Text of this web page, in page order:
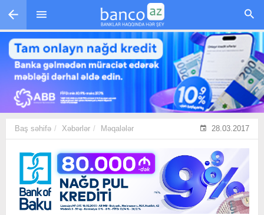
Skip to main content
Baş səhifə Xəbərlər Məqalələr 28.03.2017